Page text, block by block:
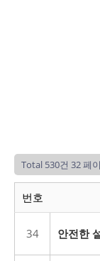
Total 530건 32 페
번호
34 안전한